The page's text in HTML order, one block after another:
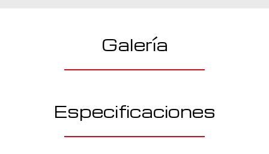
Galería
Especificaciones